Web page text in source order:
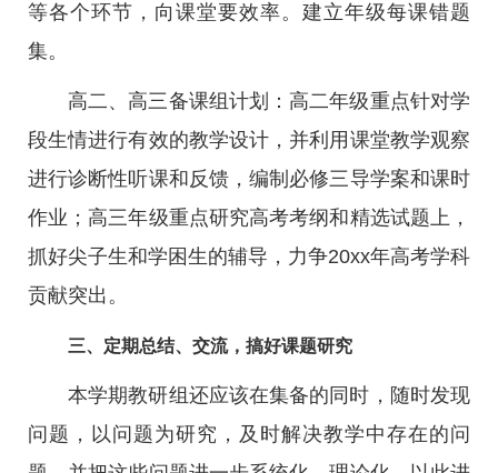
等各个环节，向课堂要效率。建立年级每课错题
集。
高二、高三备课组计划：高二年级重点针对学
段生情进行有效的教学设计，并利用课堂教学观察
进行诊断性听课和反馈，编制必修三导学案和课时
作业；高三年级重点研究高考考纲和精选试题上，
抓好尖子生和学困生的辅导，力争20xx年高考学科
贡献突出。
三、定期总结、交流，搞好课题研究
本学期教研组还应该在集备的同时，随时发现
问题，以问题为研究，及时解决教学中存在的问